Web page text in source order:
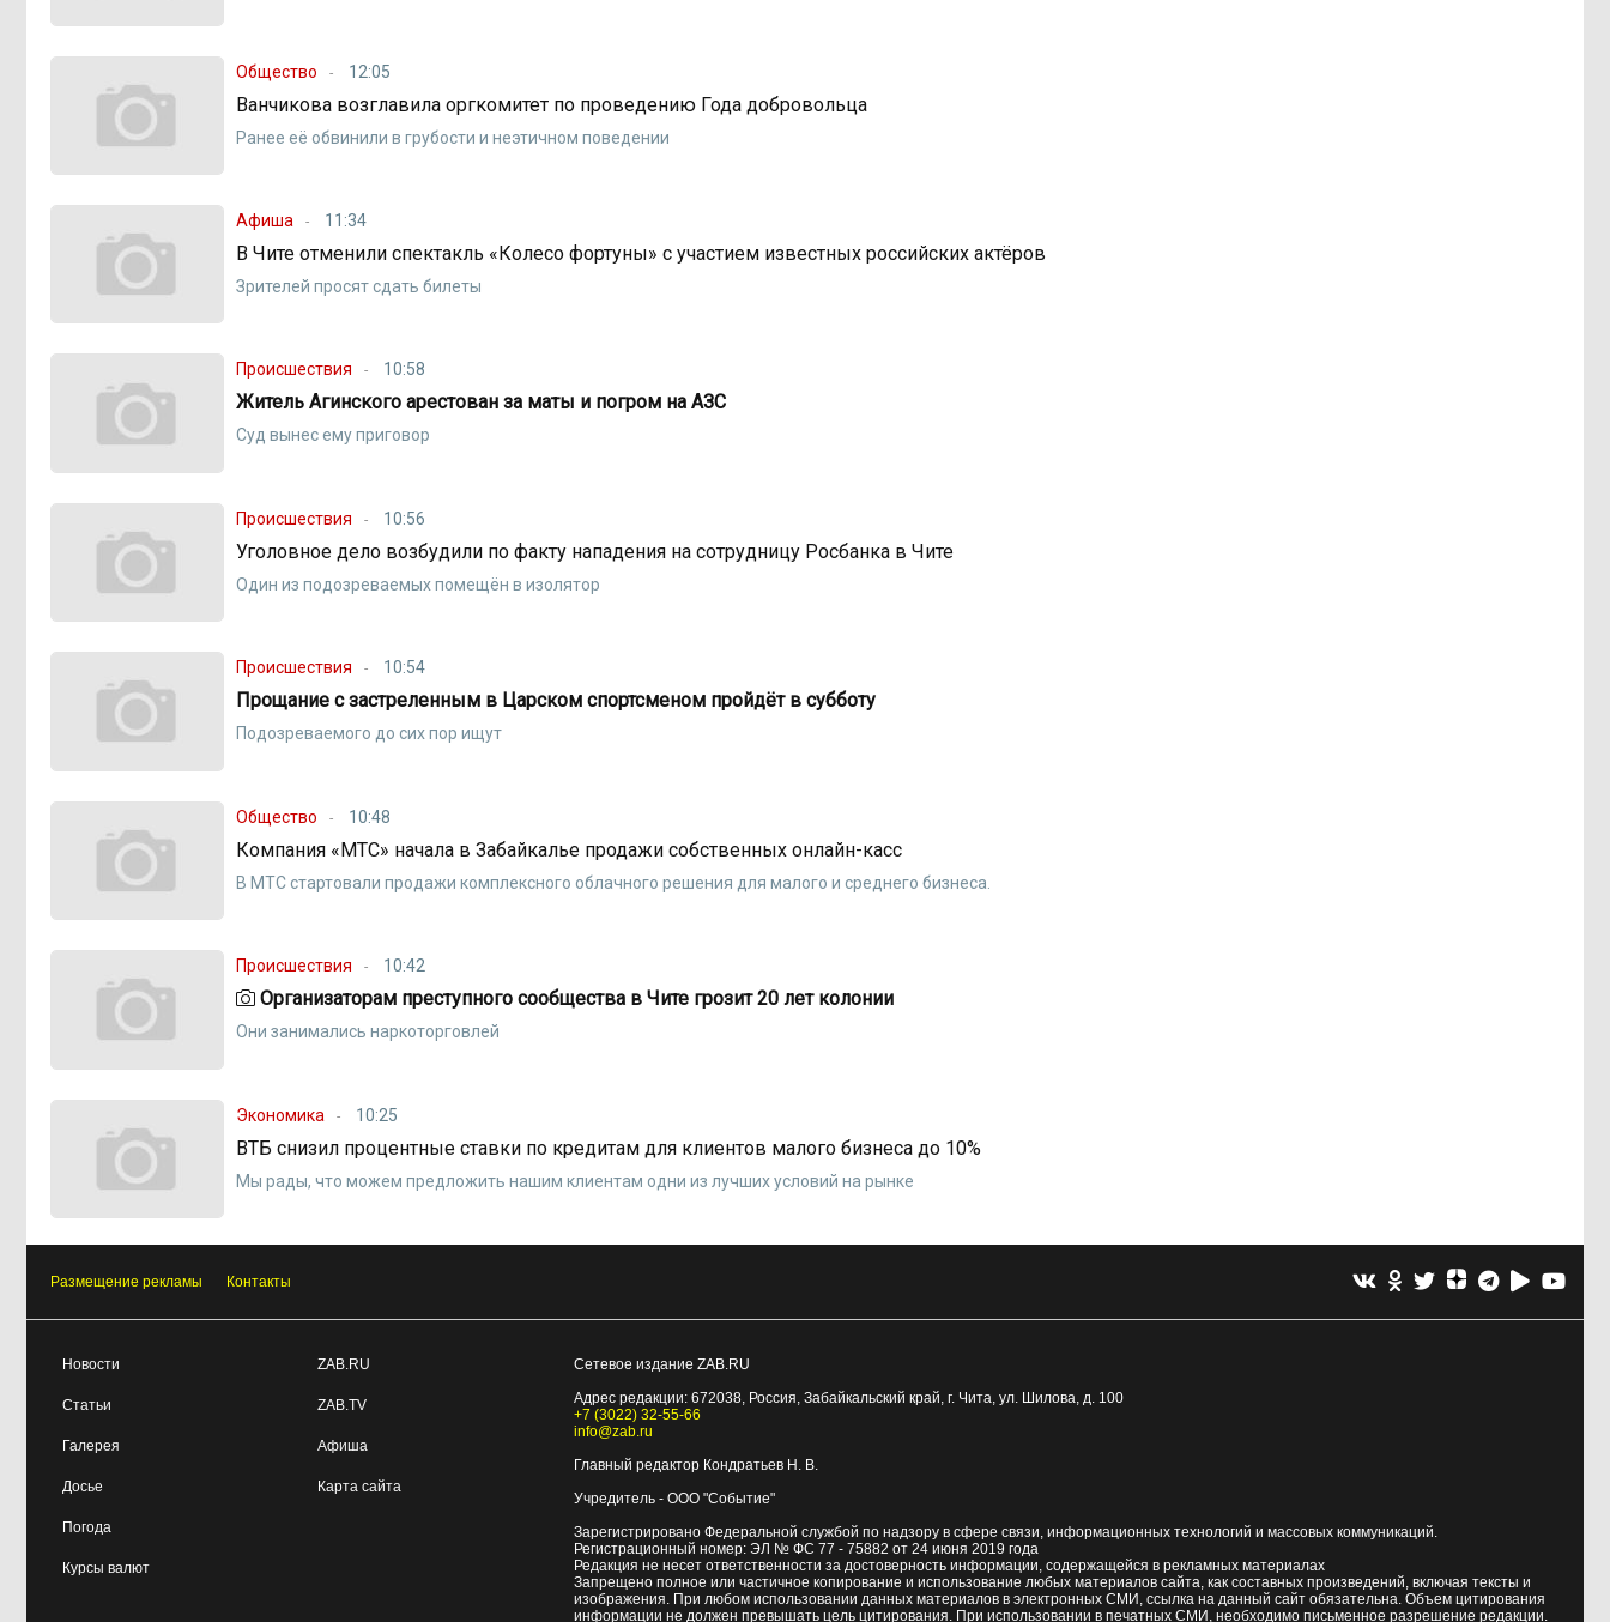
Общество 12:05
Ванчикова возглавила оргкомитет по проведению Года добровольца
Ранее её обвинили в грубости и неэтичном поведении
Афиша 11:34
В Чите отменили спектакль «Колесо фортуны» с участием известных российских актёров
Зрителей просят сдать билеты
Происшествия 10:58
Житель Агинского арестован за маты и погром на АЗС
Суд вынес ему приговор
Происшествия 10:56
Уголовное дело возбудили по факту нападения на сотрудницу Росбанка в Чите
Один из подозреваемых помещён в изолятор
Происшествия 10:54
Прощание с застреленным в Царском спортсменом пройдёт в субботу
Подозреваемого до сих пор ищут
Общество 10:48
Компания «МТС» начала в Забайкалье продажи собственных онлайн-касс
В МТС стартовали продажи комплексного облачного решения для малого и среднего бизнеса.
Происшествия 10:42
Организаторам преступного сообщества в Чите грозит 20 лет колонии
Они занимались наркоторговлей
Экономика 10:25
ВТБ снизил процентные ставки по кредитам для клиентов малого бизнеса до 10%
Мы рады, что можем предложить нашим клиентам одни из лучших условий на рынке
Размещение рекламы Контакты
Новости
Статьи
Галерея
Досье
Погода
Курсы валют
ZAB.RU
ZAB.TV
Афиша
Карта сайта
Сетевое издание ZAB.RU
Адрес редакции: 672038, Россия, Забайкальский край, г. Чита, ул. Шилова, д. 100
+7 (3022) 32-55-66
info@zab.ru
Главный редактор Кондратьев Н. В.
Учредитель - ООО "Событие"
Зарегистрировано Федеральной службой по надзору в сфере связи, информационных технологий и массовых коммуникаций.
Регистрационный номер: ЭЛ № ФС 77 - 75882 от 24 июня 2019 года
Редакция не несет ответственности за достоверность информации, содержащейся в рекламных материалах
Запрещено полное или частичное копирование и использование любых материалов сайта, как составных произведений, включая тексты и
изображения. При любом использовании данных материалов в электронных СМИ, ссылка на данный сайт обязательна. Объем цитирования
информации не должен превышать цель цитирования. При использовании в печатных СМИ, необходимо письменное разрешение редакции.